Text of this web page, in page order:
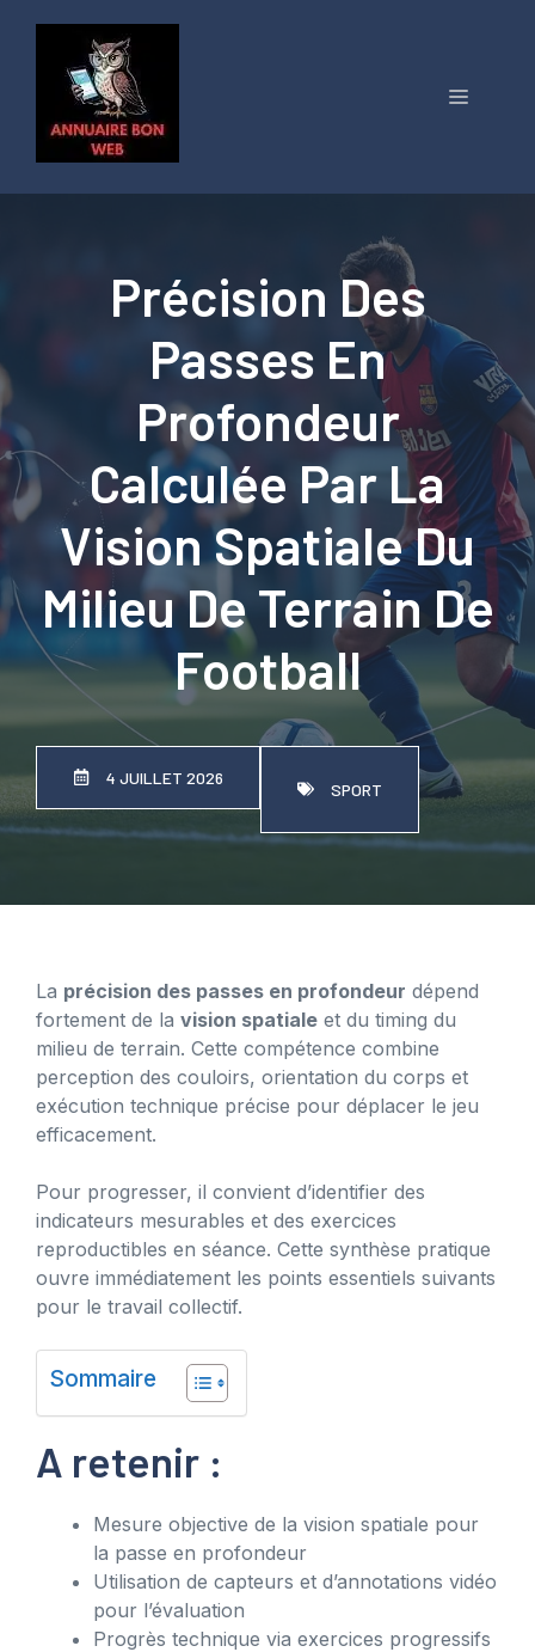
contenu
Menu
Précision Des
Passes En
Profondeur
Calculée Par La
Vision Spatiale Du
Milieu De Terrain De
Football
4 JUILLET 2026
SPORT
La précision des passes en profondeur dépend
fortement de la vision spatiale et du timing du
milieu de terrain. Cette compétence combine
perception des couloirs, orientation du corps et
exécution technique précise pour déplacer le jeu
efficacement.
Pour progresser, il convient d’identifier des
indicateurs mesurables et des exercices
reproductibles en séance. Cette synthèse pratique
ouvre immédiatement les points essentiels suivants
pour le travail collectif.
Sommaire
A retenir :
Mesure objective de la vision spatiale pour
la passe en profondeur
Utilisation de capteurs et d’annotations vidéo
pour l’évaluation
Progrès technique via exercices progressifs